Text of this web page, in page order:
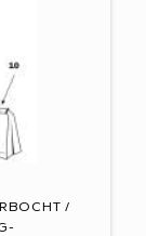
/